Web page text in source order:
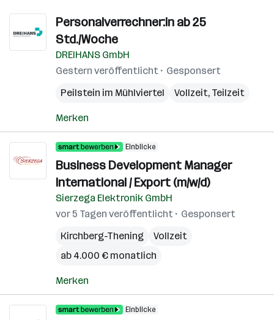
Personalverrechner:in ab 25
Std./Woche
DREIHANS GmbH
Gestern veröffentlicht
Gesponsert
Peilstein im Mühlviertel
Vollzeit, Teilzeit
Merken
Einblicke
Business Development Manager
International / Export (m/w/d)
Sierzega Elektronik GmbH
vor 5 Tagen veröffentlicht
Gesponsert
Kirchberg-Thening
Vollzeit
ab 4.000 € monatlich
Merken
Einblicke